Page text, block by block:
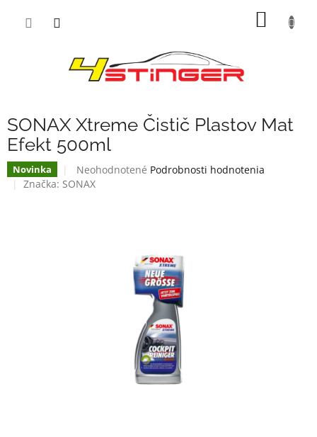
SONAX Xtreme Čistič Plastov Mat
Efekt 500ml
Novinka
Priemerné
hodnotenie
Neohodnotené Podrobnosti hodnotenia
Značka: SONAX